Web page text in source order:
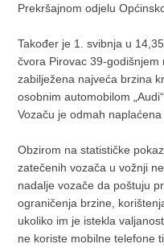
Prekršajnom odjelu
Također je 1. svibnja u
čvora Pirovac 39-
zabilježena najveća brzina
osobnim automobilom
Vozaču je odmah
Obzirom na statističke
zatečenih vozača u vožnji
nadalje vozače da poštuju
ograničenja brzine,
ukoliko im je istekla
ne koriste mobilne telefone